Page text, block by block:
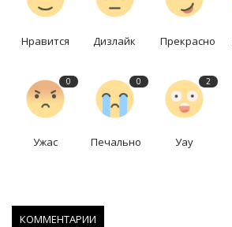
Нравится Дизлайк Прекрасно
0
Ужас
0
Печально
2
Уау
КОММЕНТАРИИ